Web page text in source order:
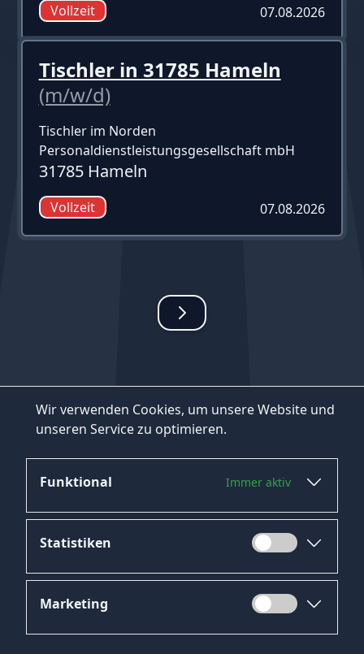
Wir verwenden Cookies, um unsere Website und
unseren Service zu optimieren.
Funktional Immer aktiv
Statistiken
Marketing
Vollzeit 07.08.2026
Tischler in 31785 Hameln
(m/w/d)
Tischler im Norden
Personaldienstleistungsgesellschaft mbH
31785 Hameln
Vollzeit 07.08.2026
Datenschutz